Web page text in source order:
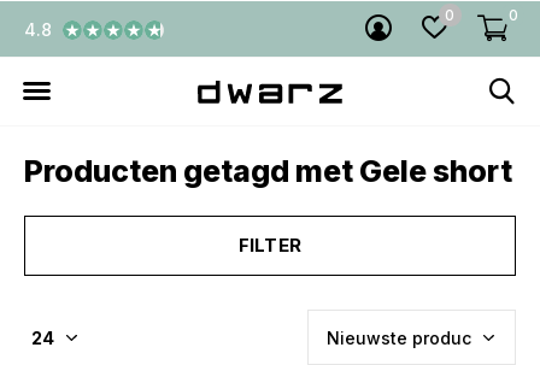
0 0
4.8
Producten getagd met Gele short
FILTER